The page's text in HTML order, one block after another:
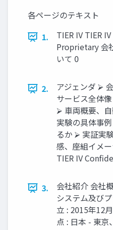
各ページのテキスト
1.
TIER IV TIER
Proprietary 会
いて 0
2.
アジェンダ ⮚
サービス全体
⮚ 車両概要、
実験の具体事
るか ⮚ 実証実
感、座組イメ
TIER IV
3.
会社紹介 会社
システム及び
立 : 2015年12
点 : 日本 - 東京